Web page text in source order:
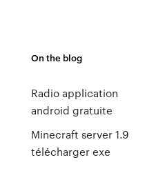
On the blog
Radio application
android gratuite
Minecraft server 1.9
télécharger exe